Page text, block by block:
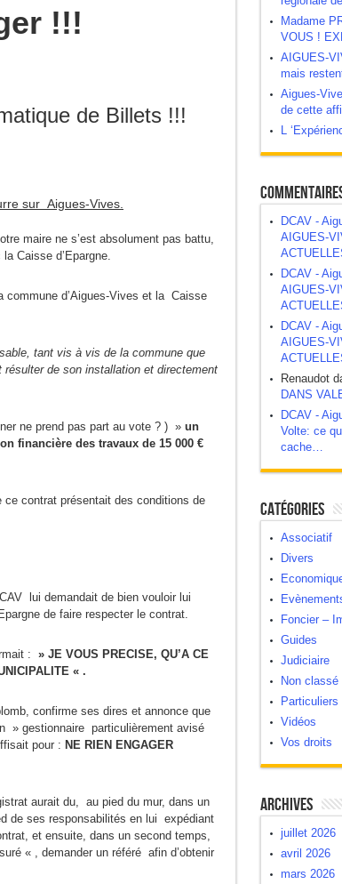
!!!
de Billets !!!
sur Aigues-Vives.
maire ne s’est absolument pas battu,
Caisse d’Epargne.
commune d’Aigues-Vives et la Caisse
tant vis à vis de la commune que
de son installation et directement
ne prend pas part au vote ? ) » un
financière des travaux de 15 000 €
contrat présentait des conditions de
lui demandait de bien vouloir lui
de faire respecter le contrat.
: » JE VOUS PRECISE, QU’A CE
« .
confirme ses dires et annonce que
» gestionnaire particulièrement avisé
pour : NE RIEN ENGAGER
aurait du, au pied du mur, dans un
de ses responsabilités en lui expédiant
et ensuite, dans un second temps,
« , demander un référé afin d’obtenir
Madame
VOUS !
AIGUES-
mais
Aigues-
de cette
L
DCAV -
AIGUES-
DCAV -
AIGUES-
DCAV -
AIGUES-
Renaudot
DANS
DCAV -
Volte: ce
cache…
Catégories
Associatif
Divers
Foncier –
Guides
Judiciaire
Non classé
Particuliers
Vidéos
Vos droits
Archives
juillet 2026
avril 2026
mars 2026